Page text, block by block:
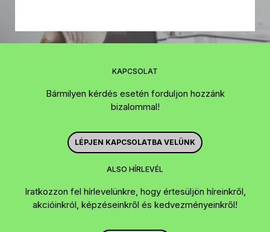
KAPCSOLAT
Bármilyen kérdés esetén forduljon hozzánk
bizalommal!
LÉPJEN KAPCSOLATBA VELÜNK
ALSO HÍRLEVÉL
Iratkozzon fel hírlevelünkre, hogy értesüljön híreinkről,
akcióinkról, képzéseinkről és kedvezményeinkről!